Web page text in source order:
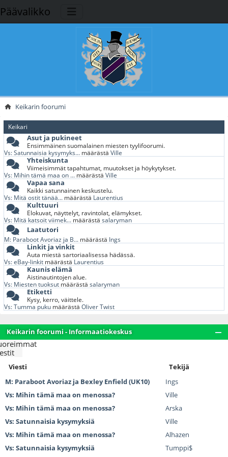
Päävalikko
Keikarin foorumi
Keikari
Asut ja pukineet
Ensimmäinen suomalainen miesten tyylifoorumi.
Vs: Satunnaisia kysymyks... määrästäVille
Yhteiskunta
Viimeisimmät tapahtumat, muutokset ja höykytykset.
Vs: Mihin tämä maa on ... määrästäVille
Vapaa sana
Kaikki satunnainen keskustelu.
Vs: Mitä ostit tänää... määrästä Laurentius
Kulttuuri
Elokuvat, näyttelyt, ravintolat, elämykset.
Vs: Mitä katsoit viimek... määrästäsalaryman
Laatutori
M: Paraboot Avoriaz ja B... määrästä Ings
Linkit ja vinkit
Auta miestä sartoriaalisessa hädässä.
Vs: eBay-linkit määrästä Laurentius
Kaunis elämä
Aistinautintojen alue.
Vs: Miesten tuoksut määrästäsalaryman
Etiketti
Kysy, kerro, väittele.
Vs: Tumma puku määrästäOliver Twist
Keikarin foorumi - Informaatiokeskus
Viesti
Tekijä
M: Paraboot Avoriaz ja Bexley Enfield (UK10)
Ings
Vs: Mihin tämä maa on menossa?
Ville
Vs: Mihin tämä maa on menossa?
Arska
Vs: Satunnaisia kysymyksiä
Ville
Vs: Mihin tämä maa on menossa?
Alhazen
Vs: Satunnaisia kysymyksiä
Tumppi$